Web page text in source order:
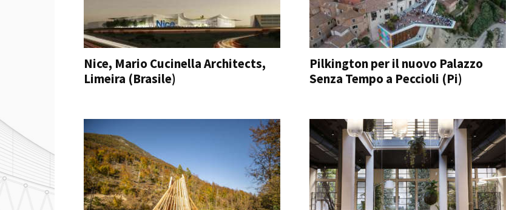
Nice, Mario Cucinella Architects,
Limeira (Brasile)
Pilkington per il nuovo Palazzo
Senza Tempo a Peccioli (Pi)